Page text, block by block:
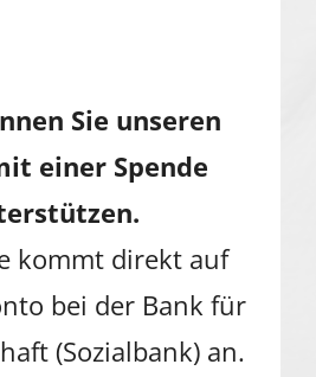
Sie unseren
einer Spende
kommt direkt auf
bei der Bank für
(Sozialbank) an.